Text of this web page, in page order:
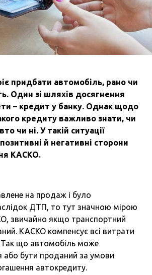
придбати автомобіль, рано чи
Один зі шляхів досягнення
– кредит у банку. Однак щодо
кредиту важливо знати, чи
чи ні. У такій ситуації
й негативні сторони
КАСКО.
на продаж і було
ДТП, то тут значною мірою
звичайно якщо транспортний
КАСКО компенсує всі витрати
що автомобіль може
або бути проданий за умови
автокредиту.